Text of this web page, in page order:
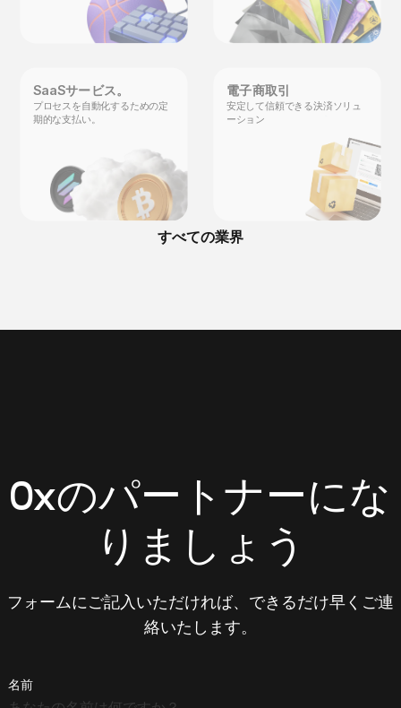
SaaSサービス。
プロセスを自動化するための定
期的な支払い。
電子商取引
安定して信頼できる決済ソリュ
ーション
すべての業界
0xのパートナーにな
りましょう
フォームにご記入いただければ、できるだけ早くご連
絡いたします。
名前